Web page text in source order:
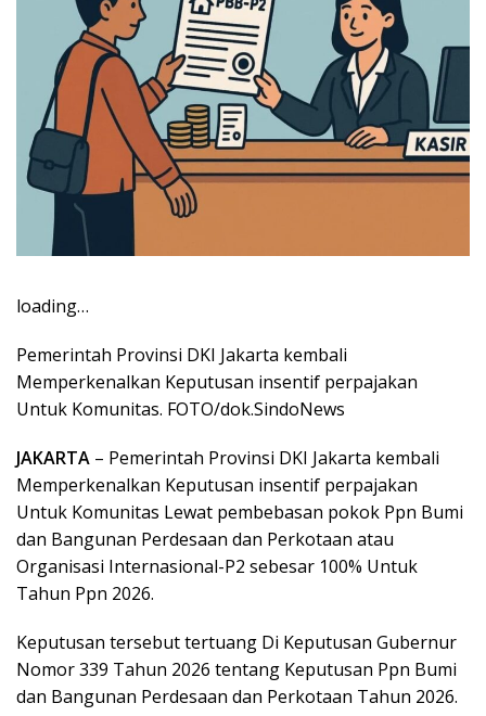
loading…
Pemerintah Provinsi DKI Jakarta kembali
Memperkenalkan Keputusan insentif perpajakan
Untuk Komunitas. FOTO/dok.SindoNews
JAKARTA – Pemerintah Provinsi DKI Jakarta kembali
Memperkenalkan Keputusan insentif perpajakan
Untuk Komunitas Lewat pembebasan pokok Ppn Bumi
dan Bangunan Perdesaan dan Perkotaan atau
Organisasi Internasional-P2 sebesar 100% Untuk
Tahun Ppn 2026.
Keputusan tersebut tertuang Di Keputusan Gubernur
Nomor 339 Tahun 2026 tentang Keputusan Ppn Bumi
dan Bangunan Perdesaan dan Perkotaan Tahun 2026.